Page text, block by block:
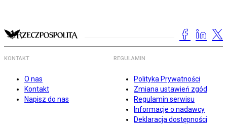
KONTAKT
O nas
Kontakt
Napisz do nas
REGULAMIN
Polityka Prywatności
Zmiana ustawień zgód
Regulamin serwisu
Informacje o nadawcy
Deklaracja dostępności